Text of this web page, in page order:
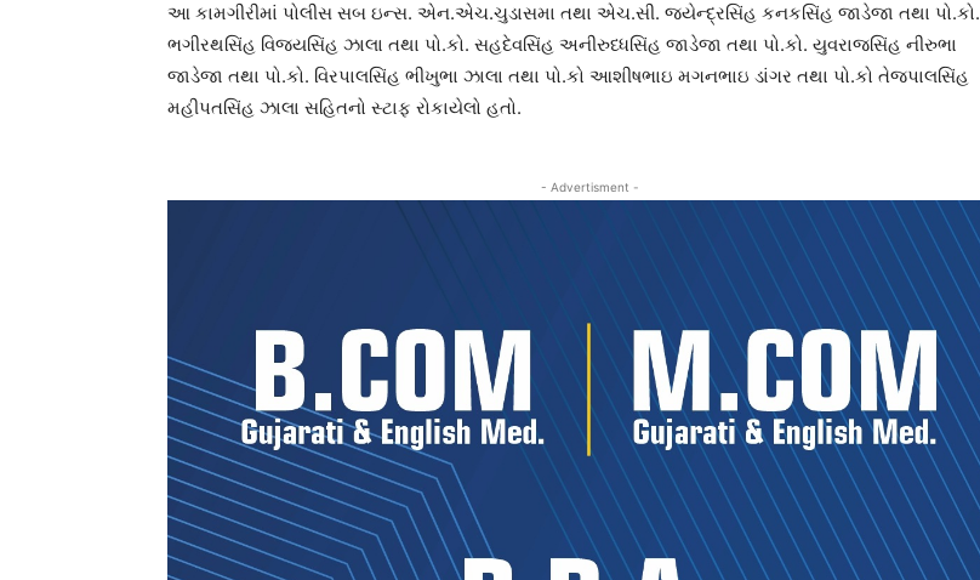
આ કામગીરીમાં પોલીસ સબ ઇન્સ. એન.એચ.ચુડાસમા તથા એચ.સી. જયેન્દ્રસિંહ કનકસિંહ જાડેજા તથા પો.કો.
ભગીરથસિંહ વિજયસિંહ ઝાલા તથા પો.કો. સહદેવસિંહ અનીરુધ્ધસિંહ જાડેજા તથા પો.કો. યુવરાજસિંહ નીરુભા
જાડેજા તથા પો.કો. વિરપાલસિંહ ભીખુભા ઝાલા તથા પો.કો આશીષભાઇ મગનભાઇ ડાંગર તથા પો.કો તેજપાલસિંહ
મહીપતસિંહ ઝાલા સહિતનો સ્ટાફ રોકાયેલો હતો.
- Advertisment -